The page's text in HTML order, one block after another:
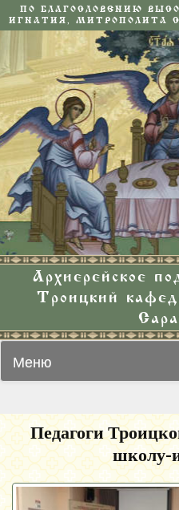
ПО БЛАГОСЛОВЕНИЮ
ИГНАТИЯ, МИТРОПОЛИТА
Архиерейское
Троицкий
Меню
Педагоги
школу-